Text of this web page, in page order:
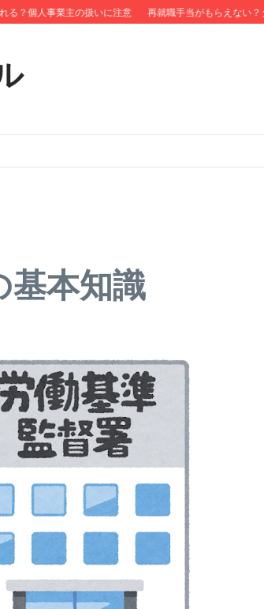
個人事業主の扱いに注意 再就職手当がもらえない？タイ
基本知識